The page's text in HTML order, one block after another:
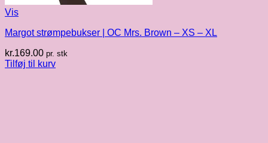
Vis
Margot strømpebukser | OC Mrs. Brown – XS – XL
kr.169.00 pr. stk
Tilføj til kurv